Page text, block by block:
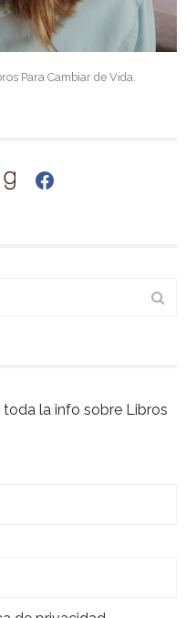
Para Cambiar de Vida.
goodreadsfacebook
la info sobre Libros